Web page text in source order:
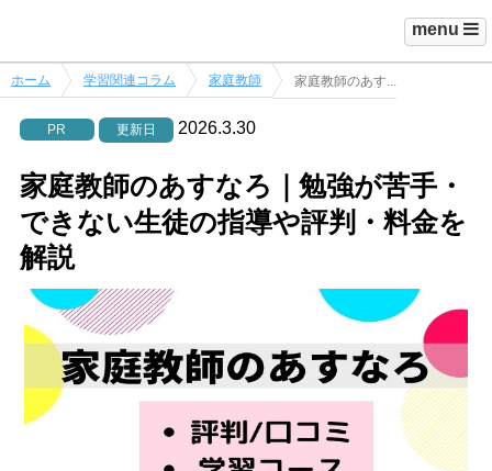
menu
ホーム 学習関連コラム 家庭教師 家庭教師のあす...
PR 更新日 2026.3.30
家庭教師のあすなろ｜勉強が苦手・
できない生徒の指導や評判・料金を
解説